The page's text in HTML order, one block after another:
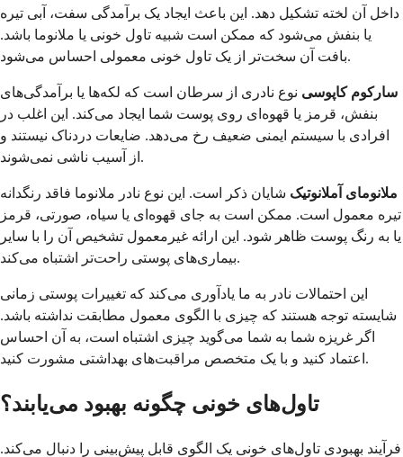
داخل آن لخته تشکیل دهد. این باعث ایجاد یک برآمدگی سفت، آبی تیره
یا بنفش می‌شود که ممکن است شبیه تاول خونی یا ملانوما باشد.
بافت آن سخت‌تر از یک تاول خونی معمولی احساس می‌شود.
سارکوم کاپوسی نوع نادری از سرطان است که لکه‌ها یا برآمدگی‌های
بنفش، قرمز یا قهوه‌ای روی پوست شما ایجاد می‌کند. این اغلب در
افرادی با سیستم ایمنی ضعیف رخ می‌دهد. ضایعات دردناک نیستند و
از آسیب ناشی نمی‌شوند.
ملانومای آملانوتیک شایان ذکر است. این نوع نادر ملانوما فاقد رنگدانه
تیره معمول است. ممکن است به جای قهوه‌ای یا سیاه، صورتی، قرمز
یا به رنگ پوست ظاهر شود. این ارائه غیرمعمول تشخیص آن را با سایر
بیماری‌های پوستی راحت‌تر اشتباه می‌کند.
این احتمالات نادر به ما یادآوری می‌کند که تغییرات پوستی زمانی
شایسته توجه هستند که چیزی با الگوی معمول مطابقت نداشته باشد.
اگر غریزه شما به شما می‌گوید چیزی اشتباه است، به آن احساس
اعتماد کنید و با یک متخصص مراقبت‌های بهداشتی مشورت کنید.
تاول‌های خونی چگونه بهبود می‌یابند؟
فرآیند بهبودی تاول‌های خونی یک الگوی قابل پیش‌بینی را دنبال می‌کند.